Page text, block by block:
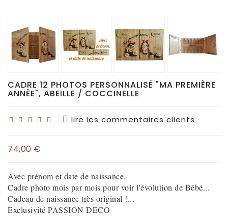
 
CADRE 12 PHOTOS PERSONNALISÉ "MA PREMIÈRE
ANNÉE", ABEILLE / COCCINELLE
lire les commentaires clients
74,00 €
Avec prénom et date de naissance,
Cadre photo mois par mois pour voir l'évolution de Bébé...
Cadeau de naissance très original !...
Exclusivité PASSION DECO